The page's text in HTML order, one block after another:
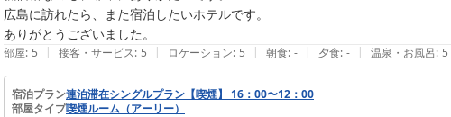
広島に訪れたら、また宿泊したいホテルです。
ありがとうございました。
部屋: 5 | 接客・サービス: 5 | ロケーション: 5 | 朝食: - | 夕食: - | 温泉・お風呂: 5
宿泊プラン連泊滞在シングルプラン【喫煙】 16：00〜12：00
部屋タイプ喫煙ルーム（アーリー）